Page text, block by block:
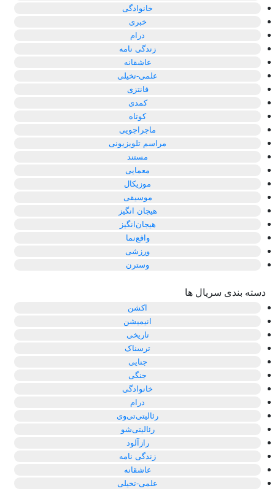
خانوادگی
خبری
درام
زندگی نامه
عاشقانه
علمی-تخیلی
فانتزی
کمدی
کوتاه
ماجراجویی
مراسم تلویزیونی
مستند
معمایی
موزیکال
موسیقی
هیجان انگیز
هیجان‌انگیز
واقع‌نما
ورزشی
وسترن
دسته بندی سریال ها
اکشن
انیمیشن
تاریخی
ترسناک
جنایی
جنگی
خانوادگی
درام
رئالیتی‌تی‌وی
رئالیتی‌شو
رازآلود
زندگی نامه
عاشقانه
علمی-تخیلی